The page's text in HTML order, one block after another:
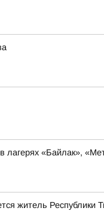
лагерях «Байлак»,
житель Республики